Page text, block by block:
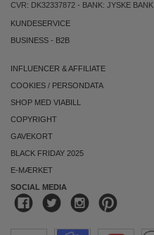
CVR: DK32337872 - BANK: JYSKE BANK
KUNDESERVICE
BUSINESS - B2B
INFLUENCER & AFFILIATE
COOKIES / PERSONDATA
SHOP MED VIABILL
COPYRIGHT
GAVEKORT
BLACK FRIDAY 2025
E-MÆRKET
SOCIAL MEDIA